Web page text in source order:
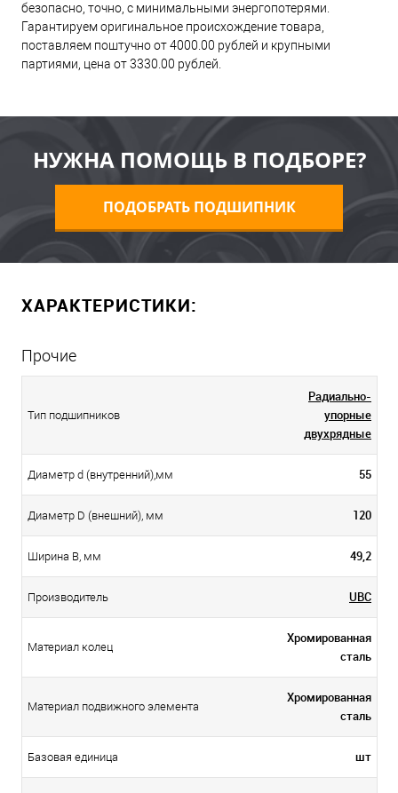
безопасно, точно, с минимальными энергопотерями.
Гарантируем оригинальное происхождение товара,
поставляем поштучно от 4000.00 рублей и крупными
партиями, цена от 3330.00 рублей.
НУЖНА ПОМОЩЬ В ПОДБОРЕ?
ПОДОБРАТЬ ПОДШИПНИК
ХАРАКТЕРИСТИКИ:
Прочие
Тип подшипников
Радиально-
упорные
двухрядные
Диаметр d (внутренний),мм 55
Диаметр D (внешний), мм 120
Ширина B, мм 49,2
Производитель UBC
Материал колец
Хромированная
сталь
Материал подвижного элемента
Хромированная
сталь
Базовая единица шт